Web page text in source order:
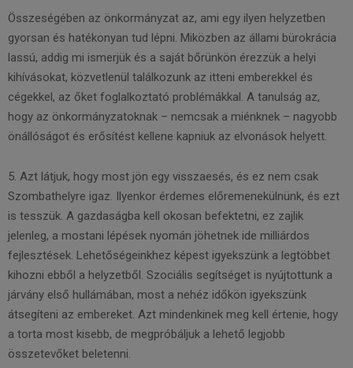
Összeségében az önkormányzat az, ami egy ilyen helyzetben
gyorsan és hatékonyan tud lépni. Miközben az állami bürokrácia
lassú, addig mi ismerjük és a saját bőrünkön érezzük a helyi
kihívásokat, közvetlenül talál­kozunk az itteni emberekkel és
cégekkel, az őket foglalkoztató problémákkal. A tanulság az,
hogy az önkormányzatoknak – nemcsak a miénknek – nagyobb
önállóságot és erősítést kellene kapniuk az elvonások helyett.
5. Azt látjuk, hogy most jön egy visszaesés, és ez nem csak
Szombathelyre igaz. Ilyenkor érdemes előremenekülnünk, és ezt
is tesszük. A gazdaságba kell okosan befektetni, ez zajlik
jelenleg, a mostani lépések nyomán jöhetnek ide milliárdos
fejlesztések. Lehetőségeinkhez képest igyekszünk a legtöbbet
kihozni ebből a helyzetből. Szociális segítséget is nyújtottunk a
járvány első hullámában, most a nehéz időkön igyekszünk
átsegíteni az embereket. Azt mindenkinek meg kell értenie, hogy
a torta most kisebb, de megpróbáljuk a lehető legjobb
összetevőket beletenni.